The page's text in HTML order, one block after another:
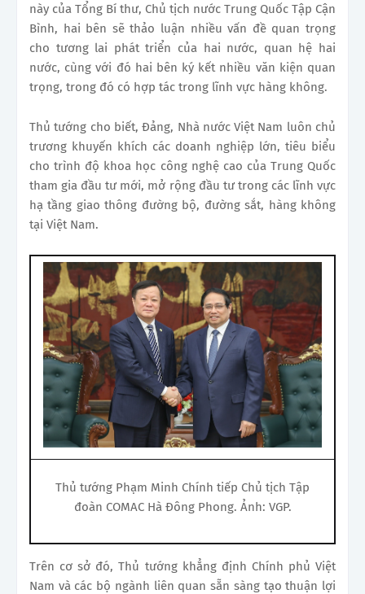
này của Tổng Bí thư, Chủ tịch nước Trung Quốc Tập Cận
Bình, hai bên sẽ thảo luận nhiều vấn đề quan trọng
cho tương lai phát triển của hai nước, quan hệ hai
nước, cùng với đó hai bên ký kết nhiều văn kiện quan
trọng, trong đó có hợp tác trong lĩnh vực hàng không.
Thủ tướng cho biết, Đảng, Nhà nước Việt Nam luôn chủ
trương khuyến khích các doanh nghiệp lớn, tiêu biểu
cho trình độ khoa học công nghệ cao của Trung Quốc
tham gia đầu tư mới, mở rộng đầu tư trong các lĩnh vực
hạ tầng giao thông đường bộ, đường sắt, hàng không
tại Việt Nam.
Thủ tướng Phạm Minh Chính tiếp Chủ tịch Tập
đoàn COMAC Hà Đông Phong. Ảnh: VGP.
Trên cơ sở đó, Thủ tướng khẳng định Chính phủ Việt
Nam và các bộ ngành liên quan sẵn sàng tạo thuận lợi